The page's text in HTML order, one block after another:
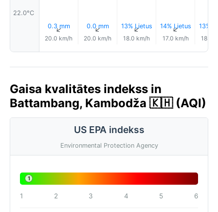
22.0°C
0.3 mm
↑
20.0 km/h
0.0 mm
↑
20.0 km/h
13% Lietus
↑
18.0 km/h
14% Lietus
↑
17.0 km/h
13%
18.0
Gaisa kvalitātes indekss in
Battambang, Kambodža 🇰🇭 (AQI)
US EPA indekss
Environmental Protection Agency
1
1 2 3 4 5 6